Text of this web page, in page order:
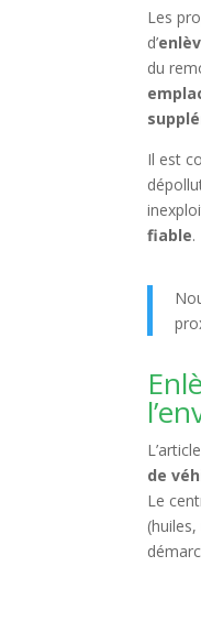
Les
d’
du
Il est
fiable.
de
Le